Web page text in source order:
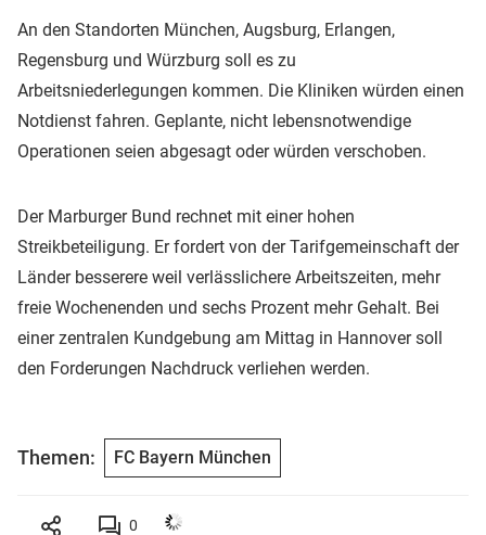
An den Standorten München, Augsburg, Erlangen,
Regensburg und Würzburg soll es zu
Arbeitsniederlegungen kommen. Die Kliniken würden einen
Notdienst fahren. Geplante, nicht lebensnotwendige
Operationen seien abgesagt oder würden verschoben.
Der Marburger Bund rechnet mit einer hohen
Streikbeteiligung. Er fordert von der Tarifgemeinschaft der
Länder besserere weil verlässlichere Arbeitszeiten, mehr
freie Wochenenden und sechs Prozent mehr Gehalt. Bei
einer zentralen Kundgebung am Mittag in Hannover soll
den Forderungen Nachdruck verliehen werden.
Themen: FC Bayern München
0